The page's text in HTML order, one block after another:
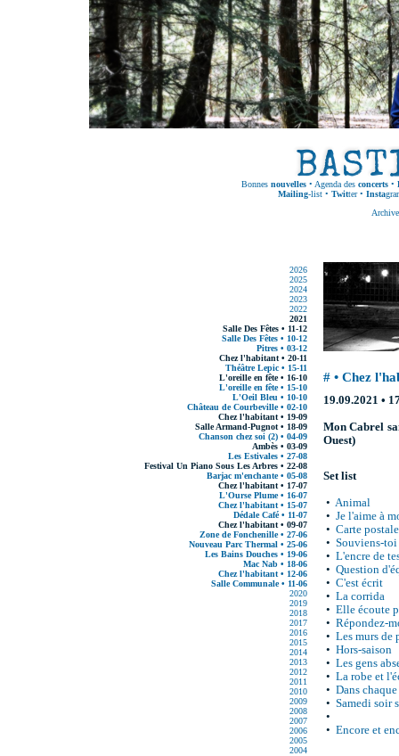
Bonnes nouvelles • Agenda des concerts •
Mailing-list• Twitter• Insta
2026
2025
2024
2023
2022
2021
Salle Des Fêtes • 11-12
Salle Des Fêtes • 10-12
Pitres • 03-12
Chez l'habitant • 20-11
Théâtre Lepic • 15-11
L'oreille en fête • 16-10
L'oreille en fête • 15-10
L'Oeil Bleu • 10-10
Château de Courbeville • 02-10
Chez l'habitant • 19-09
Salle Armand-Pugnot • 18-09
Chanson chez soi (2) • 04-09
Ambès • 03-09
Les Estivales • 27-08
Festival Un Piano Sous Les Arbres • 22-08
Barjac m'enchante • 05-08
Chez l'habitant • 17-07
L'Ourse Plume • 16-07
Chez l'habitant • 15-07
Dédale Café • 11-07
Chez l'habitant • 09-07
Zone de Fonchenille • 27-06
Nouveau Parc Thermal • 25-06
Les Bains Douches • 19-06
Mac Nab • 18-06
Chez l'habitant • 12-06
Salle Communale • 11-06
2020
2019
2018
2017
2016
2015
2014
2013
2012
2011
2010
2009
2008
2007
2006
2005
2004
# • Chez
19.09.2021 •
Mon Cabrel
Ouest)
Set list
• Animal
• Je l'aime à
• Carte postale
• Souviens-toi
• L'encre de
• Question
• C'est écrit
• La corrida
• Elle écoute
• Répondez-
• Les murs de
• Hors-saison
• Les gens
• La robe et
• Dans
• Samedi soir
•
• Encore et